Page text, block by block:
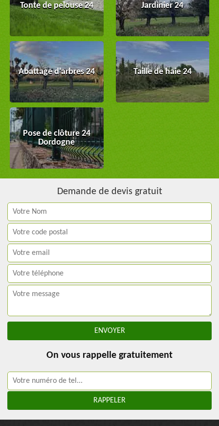
Tonte de pelouse 24 Jardinier 24
Abattage d'arbres 24 Taille de haie 24
Pose de clôture 24
Dordogne
Demande de devis gratuit
On vous rappelle gratuitement